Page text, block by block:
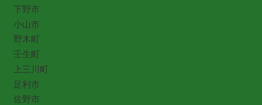
下野市
小山市
野木町
壬生町
上三川町
足利市
佐野市